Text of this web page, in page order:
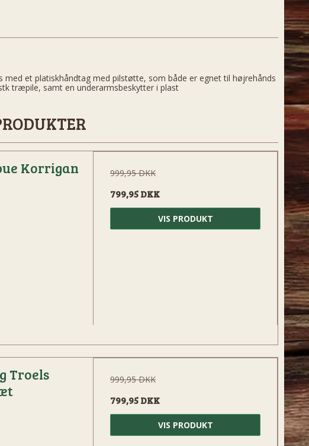
et platiskhåndtag med pilstøtte, som både er egnet til højrehånds
træpile, samt en underarmsbeskytter i plast
Korrigan 999,95 DKK
799,95 DKK
VIS PRODUKT
Troels
999,95 DKK
799,95 DKK
VIS PRODUKT